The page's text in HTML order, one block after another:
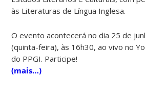
às Literaturas de Língua Inglesa.
O evento acontecerá no dia 25 de
(quinta-feira), às 16h30, ao vivo no
do PPGI. Participe!
(mais…)